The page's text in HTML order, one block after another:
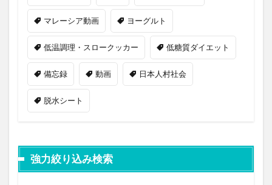
マレーシア動画 ヨーグルト
低温調理・スロークッカー 低糖質ダイエット
備忘録 動画 日本人村社会
脱水シート
強力絞り込み検索